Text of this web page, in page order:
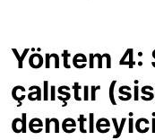
Yöntem 4:
çalıştır